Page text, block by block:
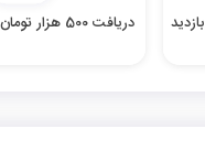
دریافت 500 هزار تومان اعتبار اقامت 24